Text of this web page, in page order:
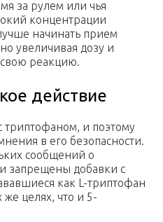
за рулем или чья
концентрации
начинать прием
увеличивая дозу и
реакцию.
действие
триптофаном, и поэтому
в его безопасности.
сообщений о
запрещены добавки с
как L-триптофан
же целях, что и 5-